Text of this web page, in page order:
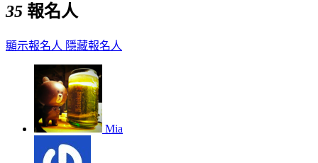
35 報名人
顯示報名人 隱藏報名人
Mia